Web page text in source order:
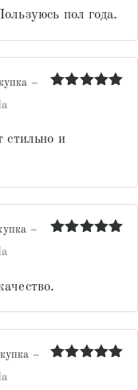
пол года.
–
стильно и
–
–